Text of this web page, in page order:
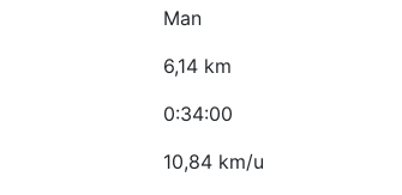
Man
6,14 km
0:34:00
10,84 km/u